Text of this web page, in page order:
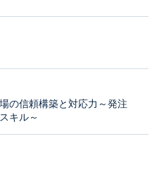
の信頼構築と対応力～発注
キル～